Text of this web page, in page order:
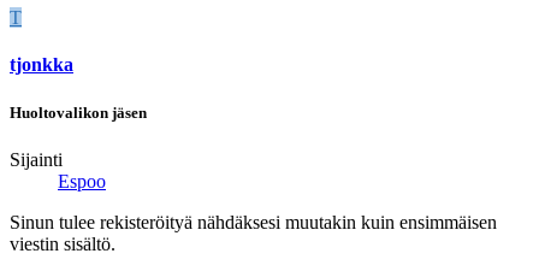
T
tjonkka
Huoltovalikon jäsen
Sijainti
Espoo
Sinun tulee rekisteröityä nähdäksesi muutakin kuin ensimmäisen
viestin sisältö.